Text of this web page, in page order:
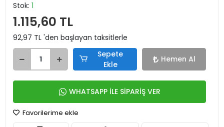
Stok: 1
1.115,60 TL
92,97 TL 'den başlayan taksitlerle
Sepete
Ekle
Hemen Al
WHATSAPP İLE SİPARİŞ VER
Favorilerime ekle